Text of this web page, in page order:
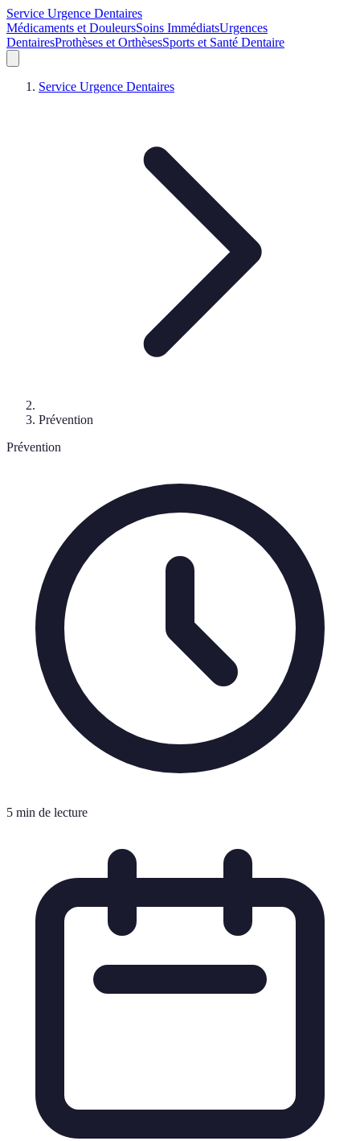
Service Urgence Dentaires
Médicaments et DouleursSoins ImmédiatsUrgences
DentairesProthèses et OrthèsesSports et Santé Dentaire
Service Urgence Dentaires
Prévention
Prévention
5 min de lecture